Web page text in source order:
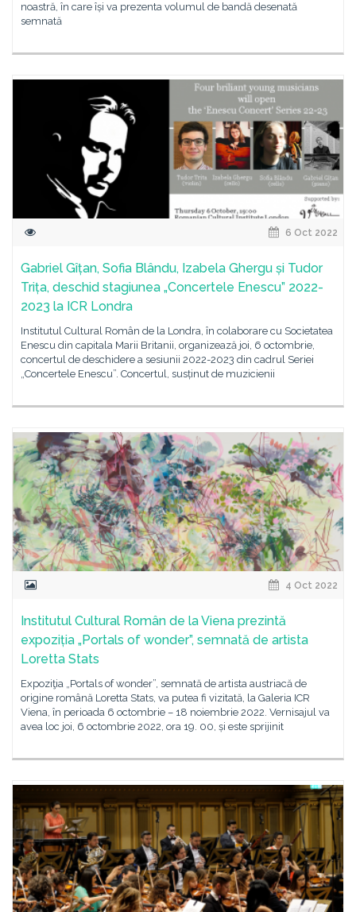
noastră, în care își va prezenta volumul de bandă desenată
semnată
6 Oct 2022
Gabriel Gîțan, Sofia Blându, Izabela Ghergu și Tudor
Trița, deschid stagiunea „Concertele Enescu” 2022-
2023 la ICR Londra
Institutul Cultural Român de la Londra, în colaborare cu Societatea
Enescu din capitala Marii Britanii, organizează joi, 6 octombrie,
concertul de deschidere a sesiunii 2022-2023 din cadrul Seriei
„Concertele Enescu”. Concertul, susținut de muzicienii
4 Oct 2022
Institutul Cultural Român de la Viena prezintă
expoziția „Portals of wonder”, semnată de artista
Loretta Stats
Expoziţia „Portals of wonder”, semnată de artista austriacă de
origine română Loretta Stats, va putea fi vizitată, la Galeria ICR
Viena, în perioada 6 octombrie – 18 noiembrie 2022. Vernisajul va
avea loc joi, 6 octombrie 2022, ora 19. 00, și este sprijinit